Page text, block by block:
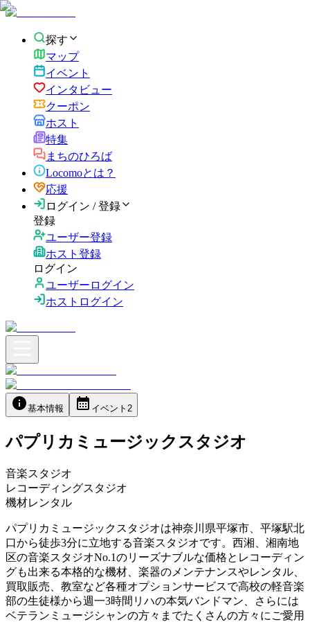
探す
マップ
イベント
インタビュー
クーポン
ホスト
特集
まちのひろば
Locomoとは？
応援
ログイン / 登録
登録
ユーザー登録
ホスト登録
ログイン
ユーザーログイン
ホストログイン
基本情報 イベント 2
パプリカミュージックスタジオ
音楽スタジオ
レコーディングスタジオ
機材レンタル
パプリカミュージックスタジオは神奈川県平塚市、平塚駅北
口から徒歩3分に立地する音楽スタジオです。西湘、湘南地
区の音楽スタジオNo.1のリーズナブルな価格とレコーディン
グも出来る本格的な機材、楽器のメンテナンスやレンタル、
買取販売、教室など各種オプションサービスで高校の軽音楽
部の生徒様から週一3時間リハの本気バンドマン、さらには
ベテランミュージシャンの方々までたくさんの方々にご愛用